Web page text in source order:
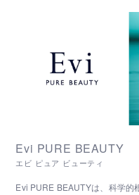
Evi PURE BEAUTY
エビ ピュア ビューティ
Evi PURE BEAUTYは、科学的